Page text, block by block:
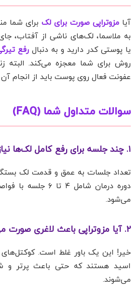
آیا مزوتراپی صورت برای لک برای شما
یا پوستی کدر دارید و به دنبالرفع
روش برای شما معجزه می‌کند. البته
عفونت فعال روی پوست باید از انجام
سوالات متداول شما (FAQ)
۱. چند جلسه برای رفع کامل لک‌ها نیاز است؟
تعداد جلسات به عمق و قدمت لک
دوره درمان شامل ۴
می‌شود.
۲. آیا مزوتراپی باعث لاغری صورت می‌شود؟
خیر! این یک باور غلط است.
اسید هستند که حتی باعث پرتر و
می‌شوند.